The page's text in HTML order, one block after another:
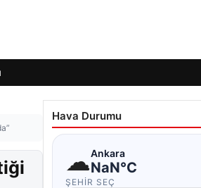
Hava Durumu
☁Ankara
NaN°C
ŞEHIR SEÇ